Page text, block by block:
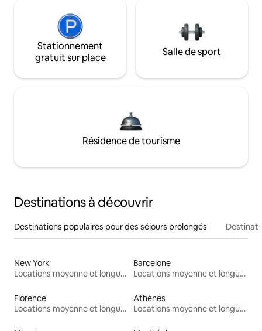
Stationnement
gratuit sur place
Salle de sport
Résidence de tourisme
Destinations à découvrir
Destinations populaires pour des séjours prolongés
New York
Locations moyenne et longue durée
Barcelone
Locations moyenne et longue durée
Florence
Locations moyenne et longue durée
Athènes
Locations moyenne et longue durée